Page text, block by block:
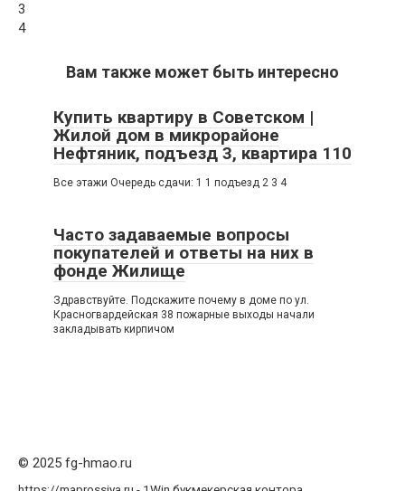
3
4
Вам также может быть интересно
Купить квартиру в Советском |
Жилой дом в микрорайоне
Нефтяник, подъезд 3, квартира 110
Все этажи Очередь сдачи: 1 1 подъезд 2 3 4
Часто задаваемые вопросы
покупателей и ответы на них в
фонде Жилище
Здравствуйте. Подскажите почему в доме по ул.
Красногвардейская 38 пожарные выходы начали
закладывать кирпичом
© 2025 fg-hmao.ru